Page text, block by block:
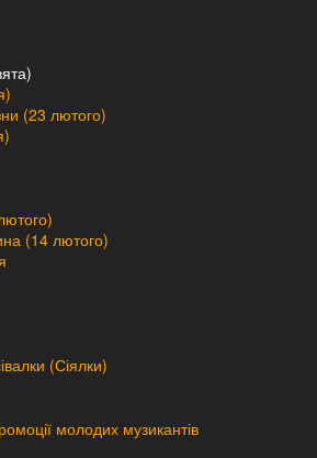
(23 лютого)
(14 лютого)
(Сіялки)
молодих музикантів